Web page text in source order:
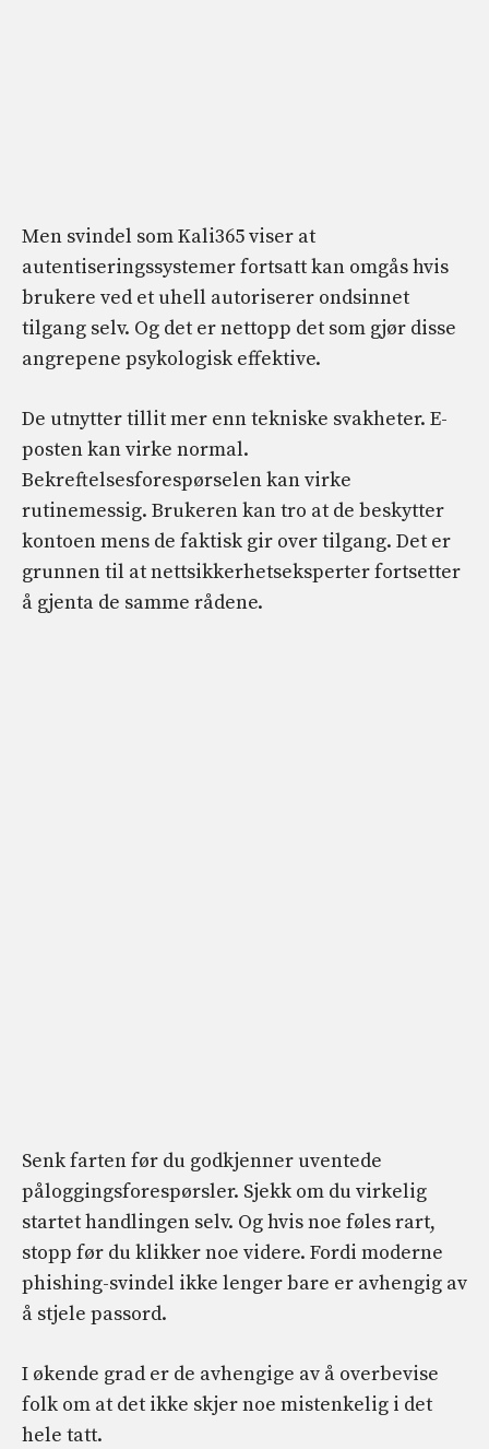
Men svindel som Kali365 viser at
autentiseringssystemer fortsatt kan omgås hvis
brukere ved et uhell autoriserer ondsinnet
tilgang selv. Og det er nettopp det som gjør disse
angrepene psykologisk effektive.
De utnytter tillit mer enn tekniske svakheter. E-
posten kan virke normal.
Bekreftelsesforespørselen kan virke
rutinemessig. Brukeren kan tro at de beskytter
kontoen mens de faktisk gir over tilgang. Det er
grunnen til at nettsikkerhetseksperter fortsetter
å gjenta de samme rådene.
Senk farten før du godkjenner uventede
påloggingsforespørsler. Sjekk om du virkelig
startet handlingen selv. Og hvis noe føles rart,
stopp før du klikker noe videre. Fordi moderne
phishing-svindel ikke lenger bare er avhengig av
å stjele passord.
I økende grad er de avhengige av å overbevise
folk om at det ikke skjer noe mistenkelig i det
hele tatt.